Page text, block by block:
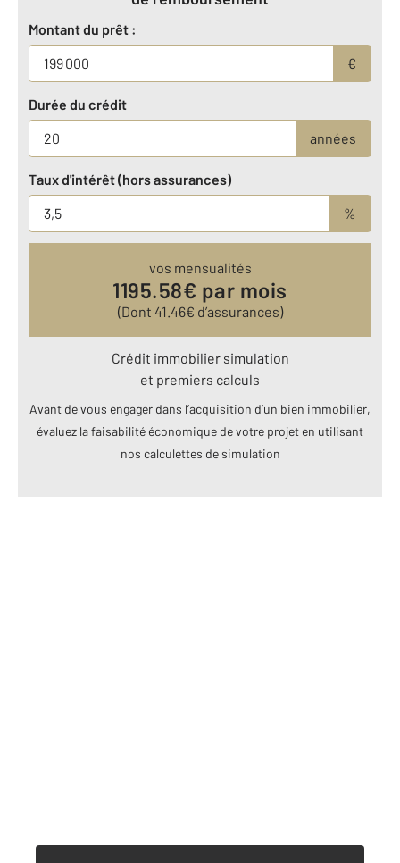
Montant du prêt :
€
Durée du crédit
années
Taux d'intérêt (hors assurances)
%
vos mensualités
1195.58€ par mois
(Dont 41.46€ d’assurances)
Crédit immobilier simulation
et premiers calculs
Avant de vous engager dans l’acquisition d’un bien immobilier,
évaluez la faisabilité économique de votre projet en utilisant
nos calculettes de simulation